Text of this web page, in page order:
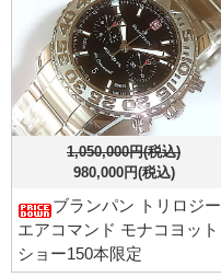
1,050,000円(税込)
980,000円(税込)
ブランパン トリロジー
エアコマンド モナコヨット
ショー150本限定